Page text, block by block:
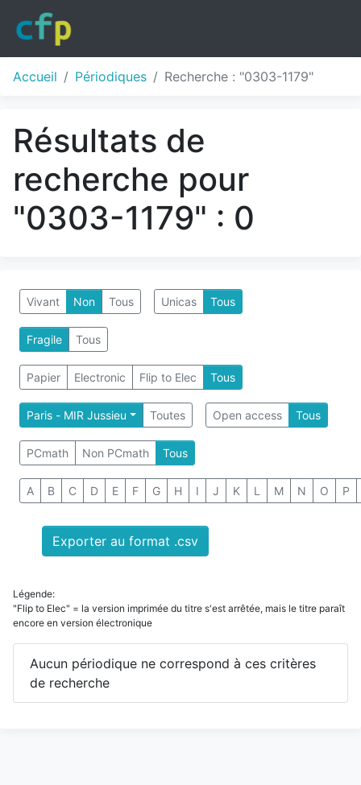
Accueil Périodiques Recherche : "0303-1179"
Résultats de
recherche pour
"0303-1179" : 0
Vivant Non Tous Unicas Tous
Fragile Tous
Papier Electronic Flip to Elec Tous
Paris - MIR Jussieu Toutes Open access Tous
PCmath Non PCmath Tous
A B C D E F G H I J K L M N O P
Exporter au format .csv
Légende:
"Flip to Elec" = la version imprimée du titre s'est arrêtée, mais le titre paraît
encore en version électronique
Aucun périodique ne correspond à ces critères
de recherche